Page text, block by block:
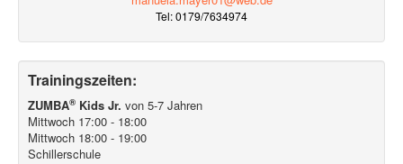
Tel: 0179/7634974
Trainingszeiten:
ZUMBA® Kids Jr. von 5-7 Jahren
Mittwoch 17:00 - 18:00
Mittwoch 18:00 - 19:00
Schillerschule